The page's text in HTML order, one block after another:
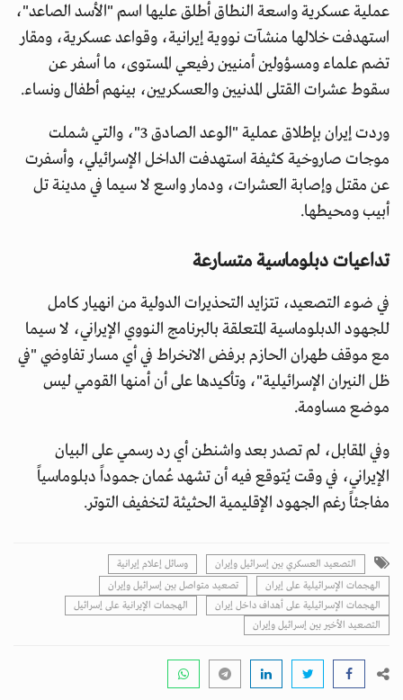
عملية عسكرية واسعة النطاق أطلق عليها اسم "الأسد الصاعد"،
استهدفت خلالها منشآت نووية إيرانية، وقواعد عسكرية، ومقار
تضم علماء ومسؤولين أمنيين رفيعي المستوى، ما أسفر عن
سقوط عشرات القتلى المدنيين والعسكريين، بينهم أطفال ونساء.
وردت إيران بإطلاق عملية "الوعد الصادق 3"، والتي شملت
موجات صاروخية كثيفة استهدفت الداخل الإسرائيلي، وأسفرت
عن مقتل وإصابة العشرات، ودمار واسع لا سيما في مدينة تل
أبيب ومحيطها.
تداعيات دبلوماسية متسارعة
في ضوء التصعيد، تتزايد التحذيرات الدولية من انهيار كامل
للجهود الدبلوماسية المتعلقة بالبرنامج النووي الإيراني، لا سيما
مع موقف طهران الحازم برفض الانخراط في أي مسار تفاوضي "في
ظل النيران الإسرائيلية"، وتأكيدها على أن أمنها القومي ليس
موضع مساومة.
وفي المقابل، لم تصدر بعد واشنطن أي رد رسمي على البيان
الإيراني، في وقت يُتوقع فيه أن تشهد عُمان جموداً دبلوماسياً
مفاجئاً رغم الجهود الإقليمية الحثيثة لتخفيف التوتر.
التصعيد العسكري بين إسرائيل وإيران
وسائل إعلام إيرانية
الهجمات الإسرائيلية على إيران
تصعيد متواصل بين إسرائيل وإيران
الهجمات الإسرائيلية على أهداف داخل إيران
الهجمات الإيرانية على إسرائيل
التصعيد الأخير بين إسرائيل وإيران